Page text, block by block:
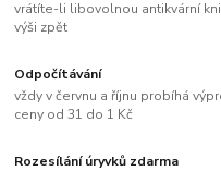
vrátíte-li libovolnou antikvární
výši zpět
Odpočítávání
vždy v červnu a říjnu probíhá
ceny od 31 do 1 Kč
Rozesílání úryvků zdarma